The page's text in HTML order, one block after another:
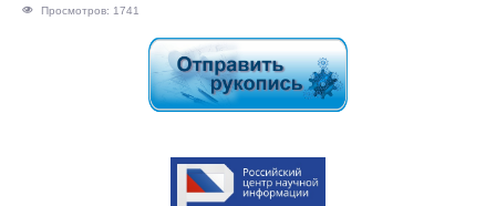
Просмотров: 1741